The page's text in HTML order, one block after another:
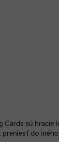
Cards sú hracie
do iného